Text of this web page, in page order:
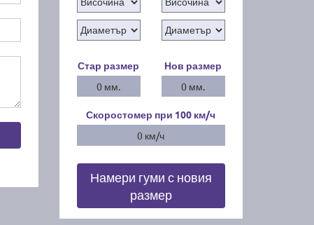
Стар размер
0 мм.
Нов размер
0 мм.
Скоростомер при 100 км/ч
0 км/ч
Намери гуми с новия
размер